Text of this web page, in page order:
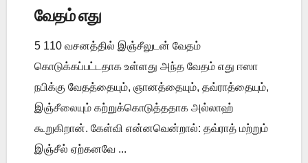
வேதம் எது
5 110 வசனத்தில் இஞ்சீலுடன் வேதம்
கொடுக்கப்பட்டதாக உள்ளது அந்த வேதம் எது ஈஸா
நபிக்கு வேதத்தையும், ஞானத்தையும், தவ்ராத்தையும்,
இஞ்சீலையும் கற்றுக்கொடுத்ததாக அல்லாஹ்
கூறுகிறான். கேள்வி என்னவென்றால்: தவ்ராத் மற்றும்
இஞ்சீல் ஏற்கனவே ...